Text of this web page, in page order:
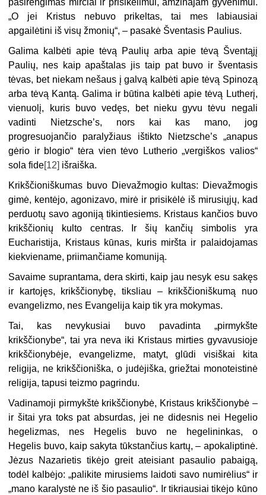
pasirengimas mirčiai ir prisikėlimui, amžinajam gyvenimui.
„O jei Kristus nebuvo prikeltas, tai mes labiausiai
apgailėtini iš visų žmonių“, – pasakė Šventasis Paulius.
Galima kalbėti apie tėvą Paulių arba apie tėvą Šventąjį
Paulių, nes kaip apaštalas jis taip pat buvo ir šventasis
tėvas, bet niekam nešaus į galvą kalbėti apie tėvą Spinozą
arba tėvą Kantą. Galima ir būtina kalbėti apie tėvą Lutherį,
vienuolį, kuris buvo vedęs, bet nieku gyvu tėvu negali
vadinti Nietzsche’s, nors kai kas mano, jog
progresuojančio paralyžiaus ištikto Nietzsche’s „anapus
gėrio ir blogio“ tėra vien tėvo Lutherio „vergiškos valios“
sola fide [12] išraiška.
Krikščioniškumas buvo Dievažmogio kultas: Dievažmogis
gimė, kentėjo, agonizavo, mirė ir prisikėlė iš mirusiųjų, kad
perduotų savo agoniją tikintiesiems. Kristaus kančios buvo
krikščionių kulto centras. Ir šių kančių simbolis yra
Eucharistija, Kristaus kūnas, kuris miršta ir palaidojamas
kiekviename, priimančiame komuniją.
Savaime suprantama, dera skirti, kaip jau nesyk esu sakęs
ir kartojęs, krikščionybę, tiksliau – krikščioniškumą nuo
evangelizmo, nes Evangelija kaip tik yra mokymas.
Tai, kas nevykusiai buvo pavadinta „pirmykšte
krikščionybe“, tai yra neva iki Kristaus mirties gyvavusioje
krikščionybėje, evangelizme, matyt, glūdi visiškai kita
religija, ne krikščioniška, o judėjiška, griežtai monoteistinė
religija, tapusi teizmo pagrindu.
Vadinamoji pirmykštė krikščionybė, Kristaus krikščionybė –
ir šitai yra toks pat absurdas, jei ne didesnis nei Hegelio
hegelizmas, nes Hegelis buvo ne hegelininkas, o
Hegelis buvo, kaip sakyta tūkstančius kartų, – apokaliptinė.
Jėzus Nazarietis tikėjo greit ateisiant pasaulio pabaigą,
todėl kalbėjo: „palikite mirusiems laidoti savo numirėlius“ ir
„mano karalystė ne iš šio pasaulio“. Ir tikriausiai tikėjo kūno